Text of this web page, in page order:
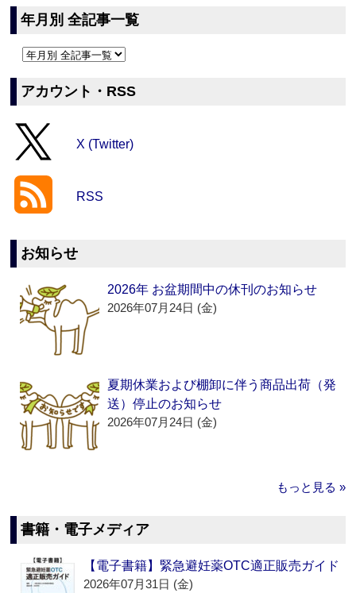
年月別 全記事一覧
アカウント・RSS
X (Twitter)
RSS
お知らせ
2026年 お盆期間中の休刊のお知らせ
2026年07月24日 (金)
夏期休業および棚卸に伴う商品出荷（発
送）停止のお知らせ
2026年07月24日 (金)
もっと見る »
書籍・電子メディア
【電子書籍】緊急避妊薬OTC適正販売ガイド
2026年07月31日 (金)